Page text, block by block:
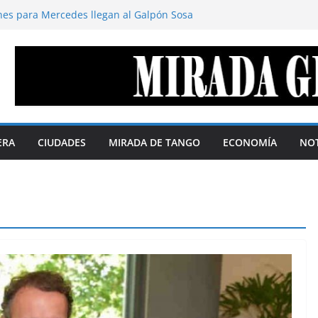
para Mercedes llegan al Galpón Sosa
soberanas. Por Telma Luzzani
la agenda digital y la política se
CIUDADES MIRADA DE TANGO ECONOMÍA